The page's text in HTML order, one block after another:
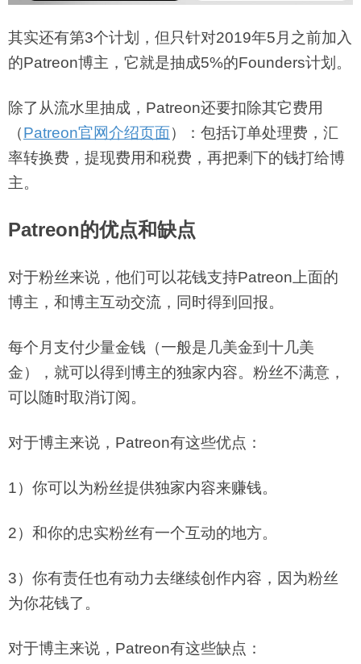
其实还有第3个计划，但只针对2019年5月之前加入
的Patreon博主，它就是抽成5%的Founders计划。
除了从流水里抽成，Patreon还要扣除其它费用
（Patreon官网介绍页面）：包括订单处理费，汇
率转换费，提现费用和税费，再把剩下的钱打给博
主。
Patreon的优点和缺点
对于粉丝来说，他们可以花钱支持Patreon上面的
博主，和博主互动交流，同时得到回报。
每个月支付少量金钱（一般是几美金到十几美
金），就可以得到博主的独家内容。粉丝不满意，
可以随时取消订阅。
对于博主来说，Patreon有这些优点：
1）你可以为粉丝提供独家内容来赚钱。
2）和你的忠实粉丝有一个互动的地方。
3）你有责任也有动力去继续创作内容，因为粉丝
为你花钱了。
对于博主来说，Patreon有这些缺点：